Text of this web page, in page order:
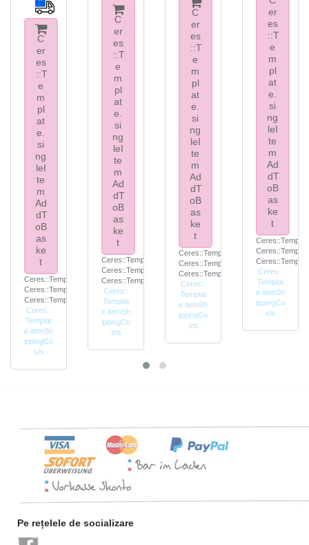
C
er
es
::T
e
m
pl
at
e.
si
ng
leI
te
m
Ad
dT
oB
as
ke
t
Ceres::Template.itemFootnote
Ceres::Template.itemInclVAT
Ceres::Template.itemExclusive
Ceres::
Templat
e.itemSh
ippingCo
sts
C
er
es
::T
e
m
pl
at
e.
si
ng
leI
te
m
Ad
dT
oB
as
ke
t
Ceres::Template.itemFootnote
Ceres::Template.itemInclVAT
Ceres::Template.itemExclusive
Ceres::
Templat
e.itemSh
ippingCo
sts
C
er
es
::T
e
m
pl
at
e.
si
ng
leI
te
m
Ad
dT
oB
as
ke
t
Ceres::Template.itemFootnote
Ceres::Template.itemInclVAT
Ceres::Template.itemExclusive
Ceres::
Templat
e.itemSh
ippingCo
sts
er
es
::T
e
m
pl
at
e.
si
ng
leI
te
m
Ad
dT
oB
as
ke
t
Ceres::
Templat
e.itemSh
ippingCo
sts
Pe rețelele de socializare